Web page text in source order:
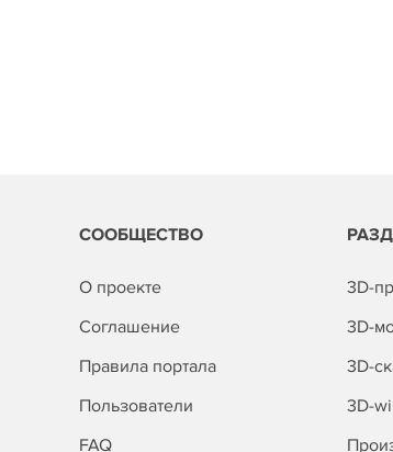
СООБЩЕСТВО
О проекте
Соглашение
Правила портала
Пользователи
FAQ
3D-
3D-
3D-
3D-